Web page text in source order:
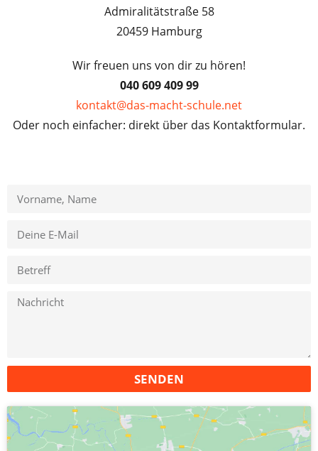
Admiralitätstraße 58
20459 Hamburg
Wir freuen uns von dir zu hören!
040 609 409 99
kontakt@das-macht-schule.net
Oder noch einfacher: direkt über das Kontaktformular.
SENDEN